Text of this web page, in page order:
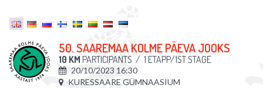
50. SAAREMAA KOLME PÄEVA JOOKS
10 KM PARTICIPANTS / 1 ETAPP/1ST STAGE
20/10/2023 16:30
KURESSAARE GÜMNAASIUM